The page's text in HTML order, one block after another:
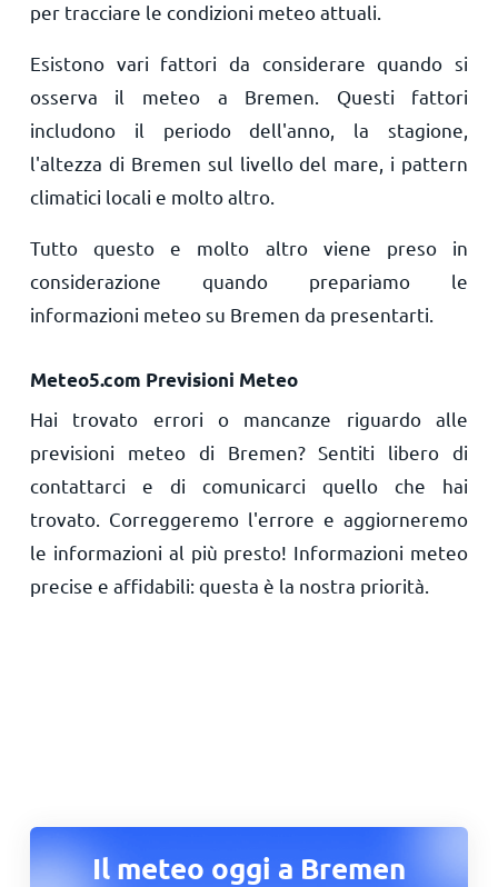
per tracciare le condizioni meteo attuali.
Esistono vari fattori da considerare quando si
osserva il meteo a Bremen. Questi fattori
includono il periodo dell'anno, la stagione,
l'altezza di Bremen sul livello del mare, i pattern
climatici locali e molto altro.
Tutto questo e molto altro viene preso in
considerazione quando prepariamo le
informazioni meteo su Bremen da presentarti.
Meteo5.com Previsioni Meteo
Hai trovato errori o mancanze riguardo alle
previsioni meteo di Bremen? Sentiti libero di
contattarci e di comunicarci quello che hai
trovato. Correggeremo l'errore e aggiorneremo
le informazioni al più presto! Informazioni meteo
precise e affidabili: questa è la nostra priorità.
Il meteo oggi a Bremen